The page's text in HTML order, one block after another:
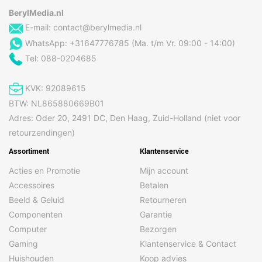
Gezichtsveldshoek
(FOV) achtercamera
Gezichtsveldshoek
(FOV) derde
achtercamera
78°
Gezichtsveldshoek
(FOV) tweede
achtercamera
Gezichtsveldshoek
(FOV) voorcamera
Macrofotografie
Maximale
beeldsnelheid
480 fps
Nachtmodus
Ondersteunde
beeldformaten voor
camera's
BerylMedia.nl
E-mail: contact@berylmedia.nl
WhatsApp: +31647776785 (Ma. t/m Vr. 09:00 - 14:00)
Tel: 088-0204685
KVK: 92089615
BTW: NL865880669B01
Adres: Oder 20, 2491 DC, Den Haag, Zuid-Holland (niet voor
retourzendingen)
Assortiment
Acties en Promotie
Accessoires
Beeld & Geluid
Componenten
Computer
Gaming
Huishouden
Klantenservice
Mijn account
Betalen
Retourneren
Garantie
Bezorgen
Klantenservice & Contact
Koop advies